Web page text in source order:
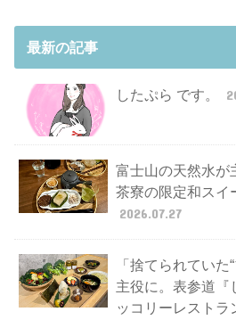
最新の記事
したぷら です。
富士山の天然水が
茶寮の限定和スイ
2026.07.27
「捨てられていた
主役に。表参道『
ッコリーレストラ